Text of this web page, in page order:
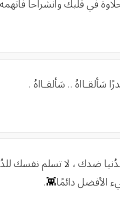
سَألقـااهُ .. سَألقـااهُ .
ضدك ، لا تسلم
الأفضل دائمًا👾.